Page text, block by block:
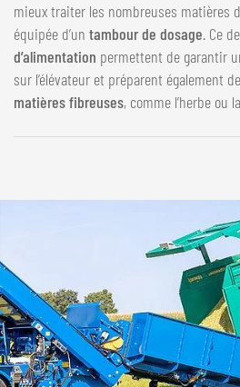
mieux traiter les nombreuses matières
équipée d’un tambour de dosage. Ce
d’alimentation permettent de garantir
sur l’élévateur et préparent également
matières fibreuses, comme l’herbe ou